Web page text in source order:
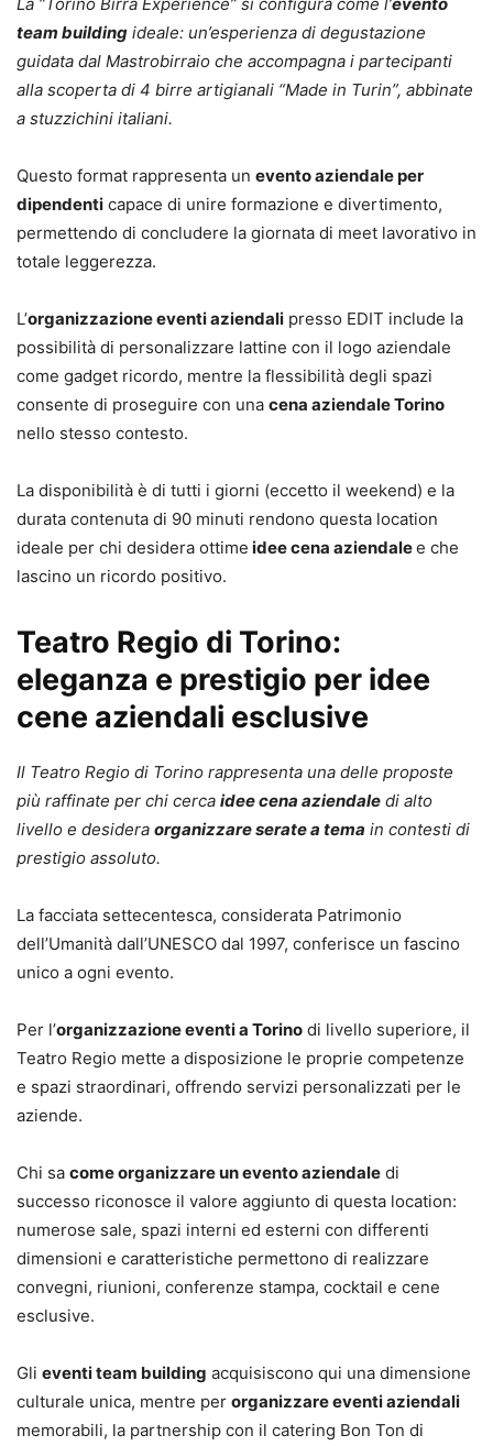
team building ideale: un’esperienza di degustazione
guidata dal Mastrobirraio che accompagna i partecipanti
alla scoperta di 4 birre artigianali “Made in Turin”, abbinate
a stuzzichini italiani.
Questo format rappresenta un evento aziendale per
dipendenti capace di unire formazione e divertimento,
permettendo di concludere la giornata di meet lavorativo in
totale leggerezza.
L’organizzazione eventi aziendali presso EDIT include la
possibilità di personalizzare lattine con il logo aziendale
come gadget ricordo, mentre la flessibilità degli spazi
consente di proseguire con una cena aziendale Torino
nello stesso contesto.
La disponibilità è di tutti i giorni (eccetto il weekend) e la
durata contenuta di 90 minuti rendono questa location
ideale per chi desidera ottime idee cena aziendalee che
lascino un ricordo positivo.
Teatro Regio di Torino:
eleganza e prestigio per idee
cene aziendali esclusive
Il Teatro Regio di Torino rappresenta una delle proposte
più raffinate per chi cerca idee cena aziendale di alto
livello e desidera organizzare serate a tema in contesti di
prestigio assoluto.
La facciata settecentesca, considerata Patrimonio
dell’Umanità dall’UNESCO dal 1997, conferisce un fascino
unico a ogni evento.
Per l’organizzazione eventi a Torino di livello superiore, il
Teatro Regio mette a disposizione le proprie competenze
e spazi straordinari, offrendo servizi personalizzati per le
aziende.
Chi sa come organizzare un evento aziendale di
successo riconosce il valore aggiunto di questa location:
numerose sale, spazi interni ed esterni con differenti
dimensioni e caratteristiche permettono di realizzare
convegni, riunioni, conferenze stampa, cocktail e cene
esclusive.
Gli eventi team building acquisiscono qui una dimensione
culturale unica, mentre per organizzare eventi aziendali
memorabili, la partnership con il catering Bon Ton di